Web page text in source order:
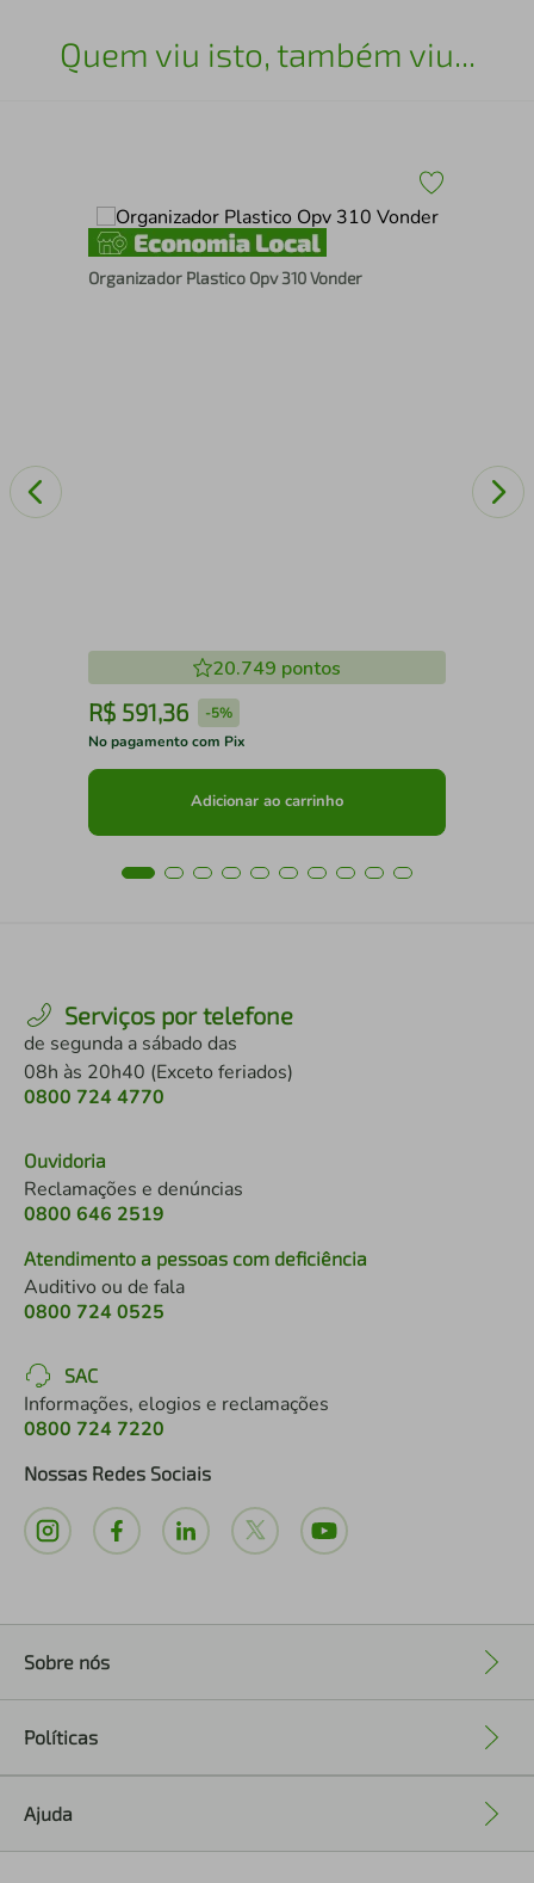
Quem viu isto, também viu...
Organizador Plastico Opv 310 Vonder
20.749 pontos
R$ 591,36 -5%
No pagamento com Pix
Adicionar ao carrinho
Serviços por telefone
de segunda a sábado das
08h às 20h40 (Exceto feriados)
0800 724 4770
Ouvidoria
Reclamações e denúncias
0800 646 2519
Atendimento a pessoas com deficiência
Auditivo ou de fala
0800 724 0525
SAC
Informações, elogios e reclamações
0800 724 7220
Nossas Redes Sociais
Sobre nós
Políticas
Ajuda